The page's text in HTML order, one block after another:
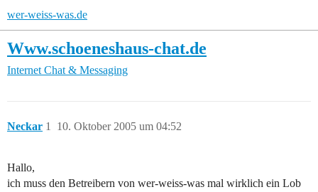
wer-weiss-was.de
Www.schoeneshaus-chat.de
Internet Chat & Messaging
Neckar 10. Oktober 2005 um 04:52
1
Hallo,
ich muss den Betreibern von wer-weiss-was mal wirklich ein Lob